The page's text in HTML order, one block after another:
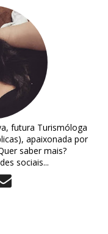
futura Turismóloga
apaixonada por
saber mais?
sociais...